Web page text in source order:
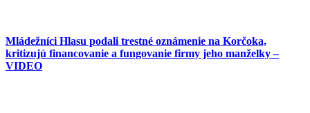
Mládežníci Hlasu podali trestné oznámenie na Korčoka,
kritizujú financovanie a fungovanie firmy jeho manželky –
VIDEO